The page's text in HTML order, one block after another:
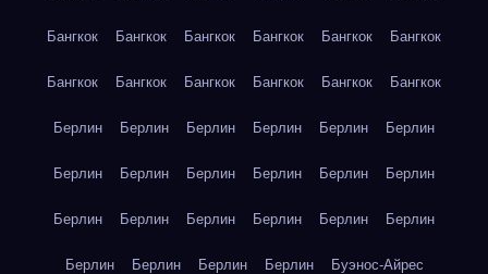
Бангкок Бангкок Бангкок Бангкок Бангкок Бангкок
Бангкок Бангкок Бангкок Бангкок Бангкок Бангкок
Берлин Берлин Берлин Берлин Берлин Берлин
Берлин Берлин Берлин Берлин Берлин Берлин
Берлин Берлин Берлин Берлин Берлин Берлин
Берлин Берлин Берлин Берлин Буэнос-Айрес